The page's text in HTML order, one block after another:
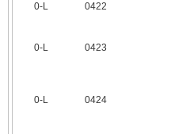
0‑L 0422
0‑L 0423
0‑L 0424